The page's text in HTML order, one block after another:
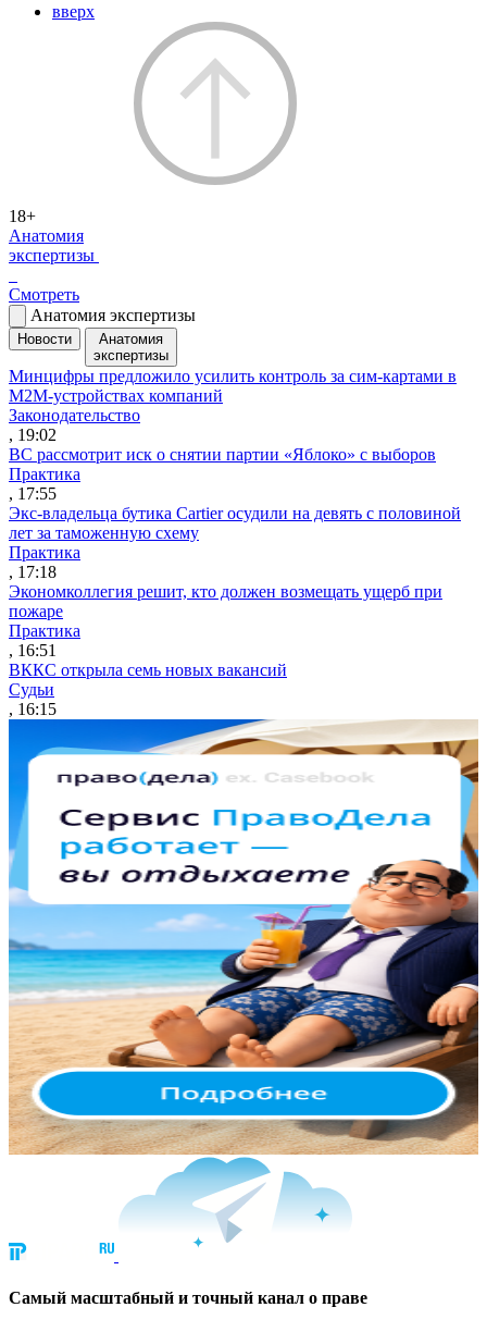
вверх
18+
Анатомия
экспертизы
Смотреть
Анатомия экспертизы
Новости
Анатомия
экспертизы
Минцифры предложило усилить контроль за сим-картами в
M2M-устройствах компаний
Законодательство
, 19:02
ВС рассмотрит иск о снятии партии «Яблоко» с выборов
Практика
, 17:55
Экс-владельца бутика Cartier осудили на девять с половиной
лет за таможенную схему
Практика
, 17:18
Экономколлегия решит, кто должен возмещать ущерб при
пожаре
Практика
, 16:51
ВККС открыла семь новых вакансий
Судьи
, 16:15
Cамый масштабный и точный канал о праве